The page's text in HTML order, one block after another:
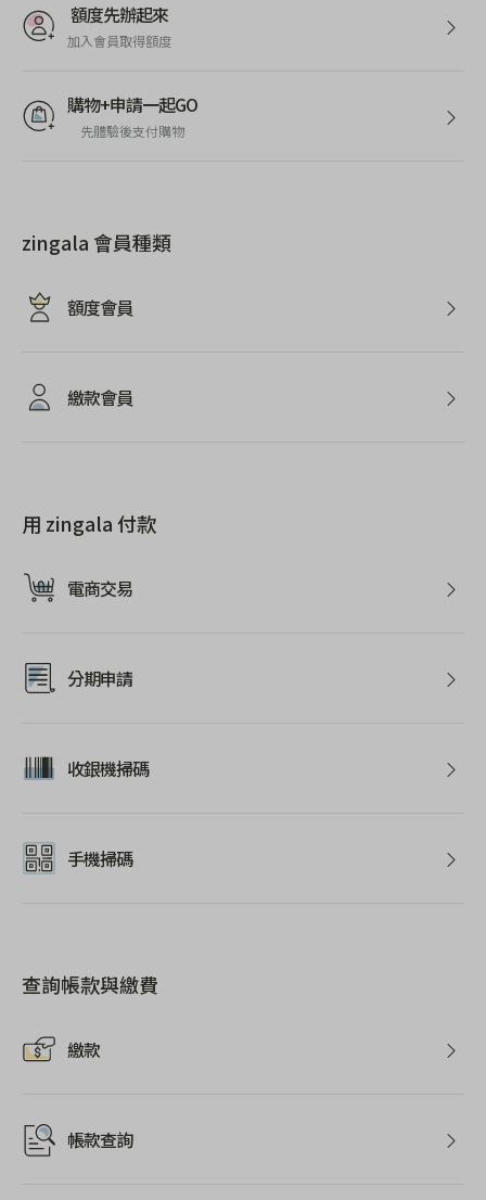
額度先辦起來
加入會員取得額度
購物+申請一起GO
先體驗後支付購物
zingala 會員種類
額度會員
繳款會員
用 zingala 付款
電商交易
分期申請
收銀機掃碼
手機掃碼
查詢帳款與繳費
繳款
帳款查詢